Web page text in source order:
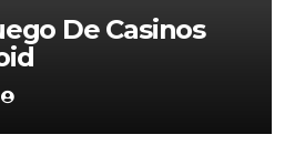
De Casinos